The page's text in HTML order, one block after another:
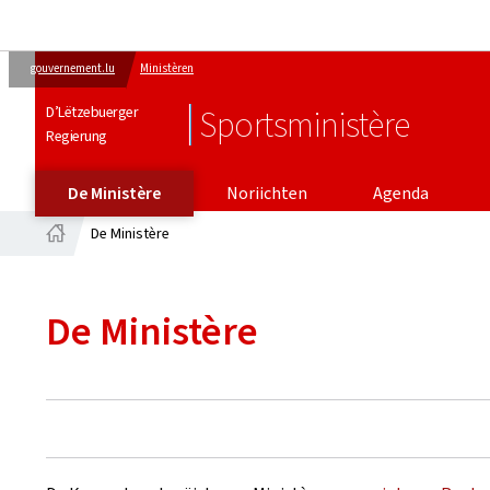
gouvernement.lu Ministèren
D’Lëtzebuerger
Regierung
Sportsministère
De Ministère Noriichten
Agenda
De Ministère
De Ministère